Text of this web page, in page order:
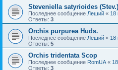
Steveniella satyrioides (Stev.)
Последнее сообщение Леший « 18
Ответы: 3
Orchis purpurea Huds.
Последнее сообщение Леший « 18
Ответы: 5
Orchis tridentata Scop
Последнее сообщение RomUA «
Ответы: 3